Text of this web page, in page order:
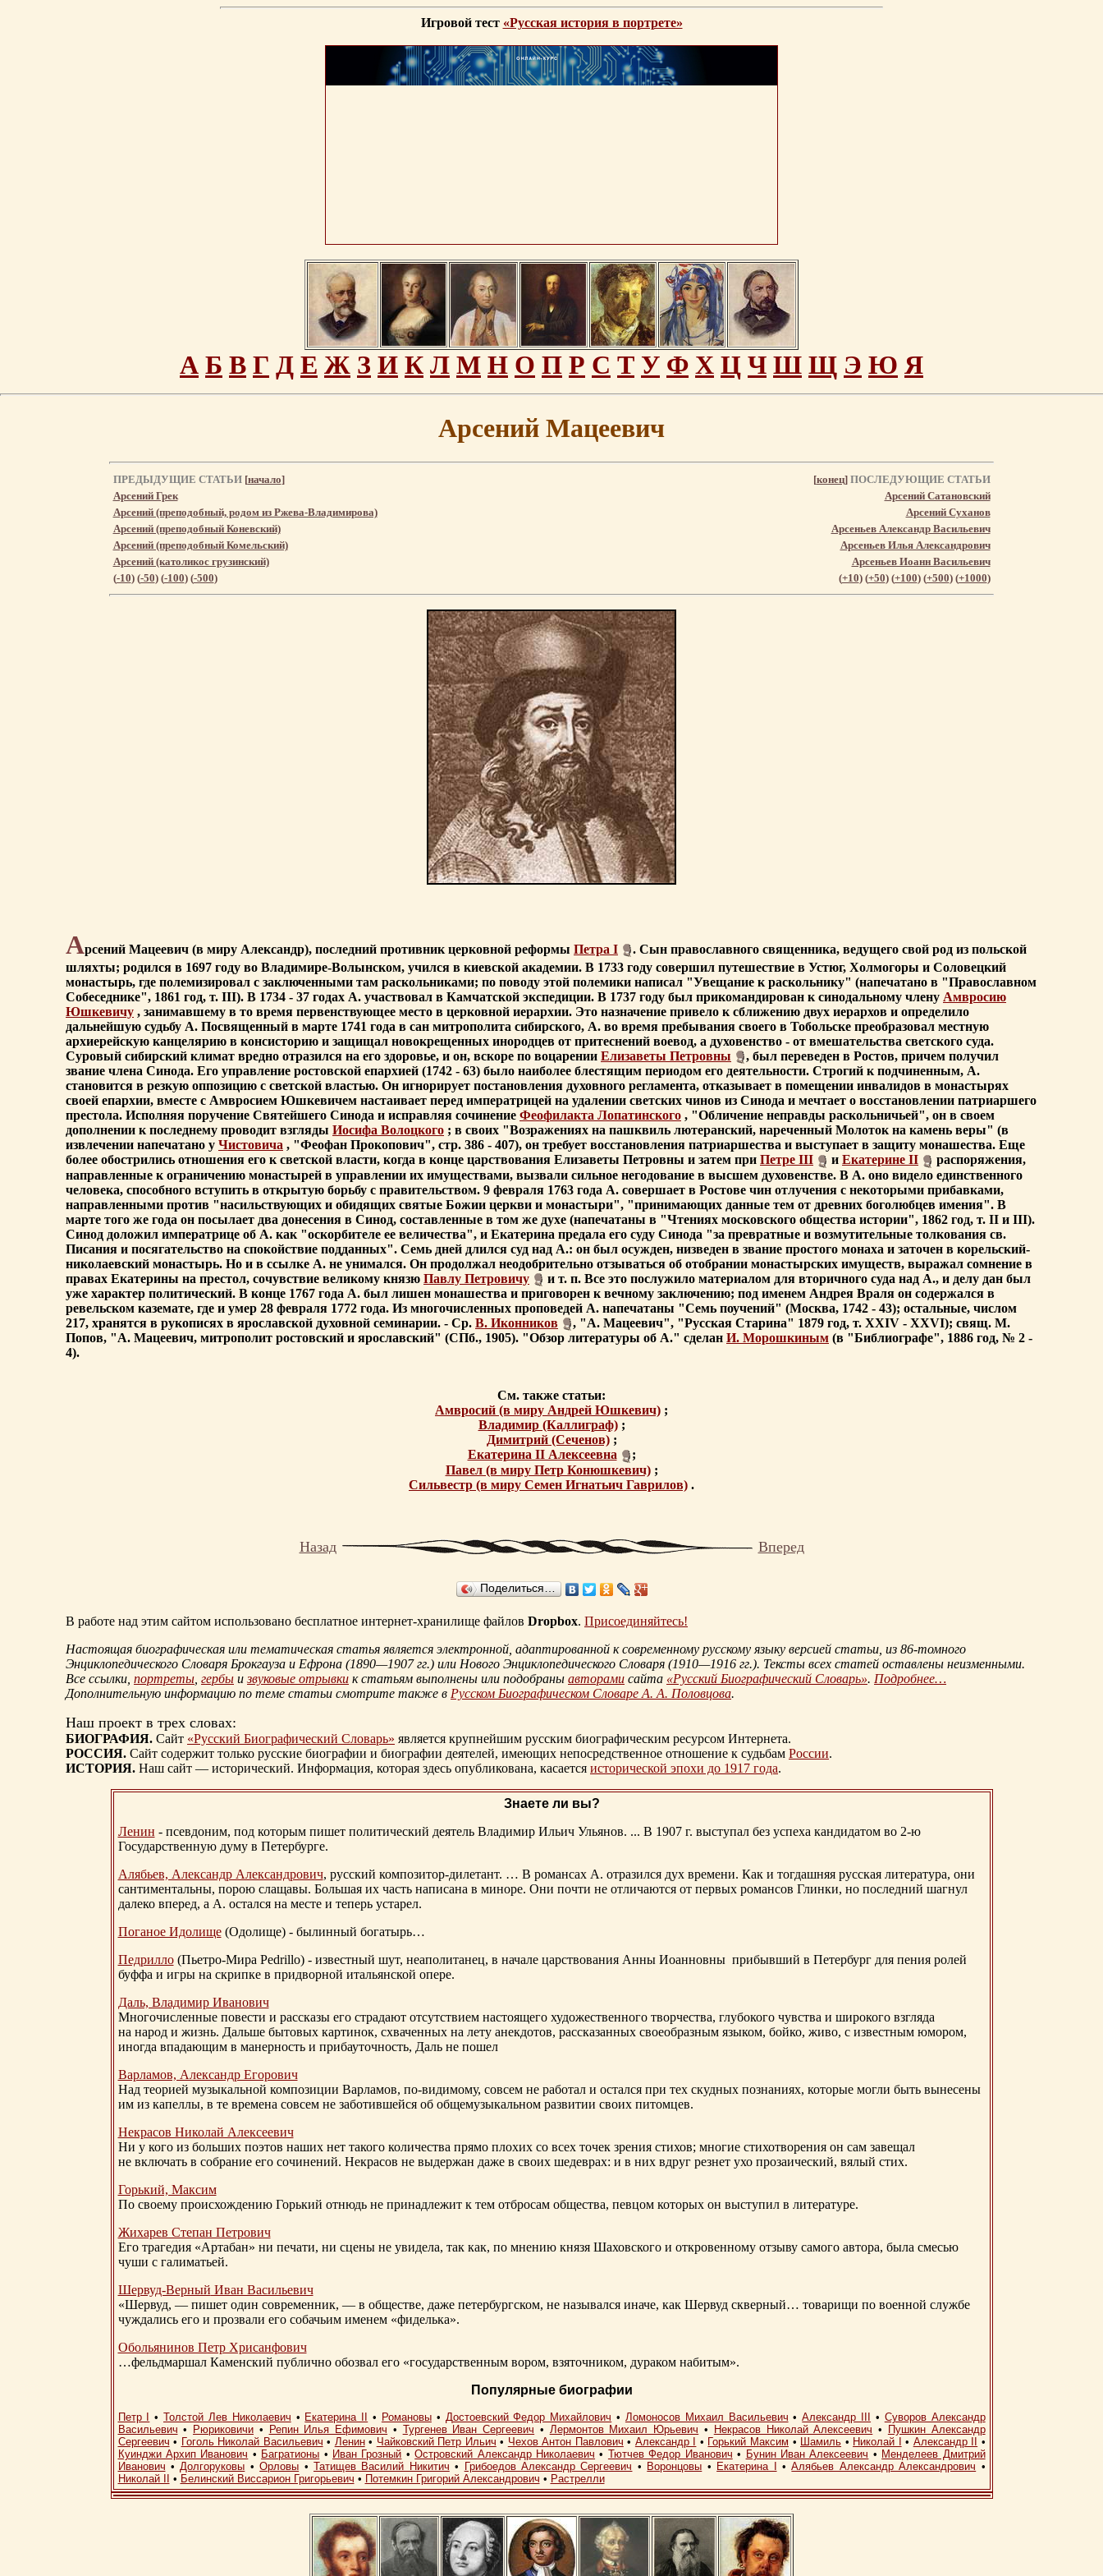
Игровой тест «Русская история в портрете»
А Б В Г Д Е Ж З И К Л М Н О П Р С Т У Ф Х Ц Ч Ш Щ Э Ю Я
Арсений Мацеевич
ПРЕДЫДУЩИЕ СТАТЬИ [начало] [конец]ПОСЛЕДУЮЩИЕ СТАТЬИ
Арсений Грек
Арсений Сатановский
Арсений (преподобный, родом из Ржева-Владимирова)
Арсений Суханов
Арсений (преподобный Коневский)
Арсеньев Александр Васильевич
Арсений (преподобный Комельский)
Арсеньев Илья Александрович
Арсений (католикос грузинский)
Арсеньев Иоанн Васильевич
(-10) (-50) (-100) (-500) (+10) (+50) (+100) (+500) (+1000)
Арсений Мацеевич (в миру Александр), последний противник церковной реформы Петра I
. Сын православного священника, ведущего свой род из польской
шляхты; родился в 1697 году во Владимире-Волынском, учился в киевской академии. В 1733 году совершил путешествие в Устюг, Холмогоры и Соловецкий
монастырь, где полемизировал с заключенными там раскольниками; по поводу этой полемики написал "Увещание к раскольнику" (напечатано в "Православном
Собеседнике", 1861 год, т. III). В 1734 - 37 годах А. участвовал в Камчатской экспедиции. В 1737 году был прикомандирован к синодальному члену Амвросию
Юшкевичу , занимавшему в то время первенствующее место в церковной иерархии. Это назначение привело к сближению двух иерархов и определило
дальнейшую судьбу А. Посвященный в марте 1741 года в сан митрополита сибирского, А. во время пребывания своего в Тобольске преобразовал местную
архиерейскую канцелярию в консисторию и защищал новокрещенных инородцев от притеснений воевод, а духовенство - от вмешательства светского суда.
Суровый сибирский климат вредно отразился на его здоровье, и он, вскоре по воцарении Елизаветы Петровны
, был переведен в Ростов, причем получил
звание члена Синода. Его управление ростовской епархией (1742 - 63) было наиболее блестящим периодом его деятельности. Строгий к подчиненным, А.
становится в резкую оппозицию с светской властью. Он игнорирует постановления духовного регламента, отказывает в помещении инвалидов в монастырях
своей епархии, вместе с Амвросием Юшкевичем настаивает перед императрицей на удалении светских чинов из Синода и мечтает о восстановлении патриаршего
престола. Исполняя поручение Святейшего Синода и исправляя сочинение Феофилакта Лопатинского , "Обличение неправды раскольничьей", он в своем
дополнении к последнему проводит взгляды Иосифа Волоцкого ; в своих "Возражениях на пашквиль лютеранский, нареченный Молоток на камень веры" (в
извлечении напечатано у Чистовича , "Феофан Прокопович", стр. 386 - 407), он требует восстановления патриаршества и выступает в защиту монашества. Еще
более обострились отношения его к светской власти, когда в конце царствования Елизаветы Петровны и затем при Петре III и Екатерине II
распоряжения,
направленные к ограничению монастырей в управлении их имуществами, вызвали сильное негодование в высшем духовенстве. В А. оно видело единственного
человека, способного вступить в открытую борьбу с правительством. 9 февраля 1763 года А. совершает в Ростове чин отлучения с некоторыми прибавками,
направленными против "насильствующих и обидящих святые Божии церкви и монастыри", "принимающих данные тем от древних боголюбцев имения". В
марте того же года он посылает два донесения в Синод, составленные в том же духе (напечатаны в "Чтениях московского общества истории", 1862 год, т. II и III).
Синод доложил императрице об А. как "оскорбителе ее величества", и Екатерина предала его суду Синода "за превратные и возмутительные толкования св.
Писания и посягательство на спокойствие подданных". Семь дней длился суд над А.: он был осужден, низведен в звание простого монаха и заточен в корельский-
николаевский монастырь. Но и в ссылке А. не унимался. Он продолжал неодобрительно отзываться об отобрании монастырских имуществ, выражал сомнение в
правах Екатерины на престол, сочувствие великому князю Павлу Петровичу
и т. п. Все это послужило материалом для вторичного суда над А., и делу дан был
уже характер политический. В конце 1767 года А. был лишен монашества и приговорен к вечному заключению; под именем Андрея Враля он содержался в
ревельском каземате, где и умер 28 февраля 1772 года. Из многочисленных проповедей А. напечатаны "Семь поучений" (Москва, 1742 - 43); остальные, числом
217, хранятся в рукописях в ярославской духовной семинарии. - Ср. В. Иконников
, "А. Мацеевич", "Русская Старина" 1879 год, т. XXIV - XXVI); свящ. М.
Попов, "А. Мацеевич, митрополит ростовский и ярославский" (СПб., 1905). "Обзор литературы об А." сделан И. Морошкиным (в "Библиографе", 1886 год, № 2 -
4).
См. также статьи:
Амвросий (в миру Андрей Юшкевич) ;
Владимир (Каллиграф);
Димитрий (Сеченов);
Екатерина II Алексеевна
;
Павел (в миру Петр Конюшкевич);
Сильвестр (в миру Семен Игнатьич Гаврилов) .
Назад Вперед
Поделиться…
В работе над этим сайтом использовано бесплатное интернет-хранилище файлов Dropbox. Присоединяйтесь!
Настоящая биографическая или тематическая статья является электронной, адаптированной к современному русскому языку версией статьи, из 86-томного
Энциклопедического Словаря Брокгауза и Ефрона (1890—1907 гг.) или Нового Энциклопедического Словаря (1910—1916 гг.). Тексты всех статей оставлены неизменными.
Все ссылки, портреты гербы и звуковые отрывки к статьям выполнены или подобраны авторами сайта «Русский Биографический Словарь». Подробнее…
Дополнительную информацию по теме статьи смотрите также в Русском Биографическом Словаре А. А. Половцова.
Наш проект в трех словах:
БИОГРАФИЯ. Сайт «Русский Биографический Словарь» является крупнейшим русским биографическим ресурсом Интернета.
РОССИЯ. Сайт содержит только русские биографии и биографии деятелей, имеющих непосредственное отношение к судьбам России.
ИСТОРИЯ. Наш сайт — исторический. Информация, которая здесь опубликована, касается исторической эпохи до 1917 года.
Знаете ли вы?
Ленин - псевдоним, под которым пишет политический деятель Владимир Ильич Ульянов. ... В 1907 г. выступал без успеха кандидатом во 2-ю
Государственную думу в Петербурге.
Алябьев, Александр Александрович, русский композитор-дилетант. … В романсах А. отразился дух времени. Как и тогдашняя русская литература, они
сантиментальны, порою слащавы. Большая их часть написана в миноре. Они почти не отличаются от первых романсов Глинки, но последний шагнул
далеко вперед, а А. остался на месте и теперь устарел.
Поганое Идолище(Одолище) - былинный богатырь…
Педрилло(Пьетро-Мира Pedrillo) - известный шут, неаполитанец, в начале царствования Анны Иоанновны прибывший в Петербург для пения ролей
буффа и игры на скрипке в придворной итальянской опере.
Даль, Владимир Иванович
Многочисленные повести и рассказы его страдают отсутствием настоящего художественного творчества, глубокого чувства и широкого взгляда
на народ и жизнь. Дальше бытовых картинок, схваченных на лету анекдотов, рассказанных своеобразным языком, бойко, живо, с известным юмором,
иногда впадающим в манерность и прибауточность, Даль не пошел
Варламов, Александр Егорович
Над теорией музыкальной композиции Варламов, по-видимому, совсем не работал и остался при тех скудных познаниях, которые могли быть вынесены
им из капеллы, в те времена совсем не заботившейся об общемузыкальном развитии своих питомцев.
Некрасов Николай Алексеевич
Ни у кого из больших поэтов наших нет такого количества прямо плохих со всех точек зрения стихов; многие стихотворения он сам завещал
не включать в собрание его сочинений. Некрасов не выдержан даже в своих шедеврах: и в них вдруг резнет ухо прозаический, вялый стих.
Горький, Максим
По своему происхождению Горький отнюдь не принадлежит к тем отбросам общества, певцом которых он выступил в литературе.
Жихарев Степан Петрович
Его трагедия «Артабан» ни печати, ни сцены не увидела, так как, по мнению князя Шаховского и откровенному отзыву самого автора, была смесью
чуши с галиматьей.
Шервуд-Верный Иван Васильевич
«Шервуд, — пишет один современник, — в обществе, даже петербургском, не назывался иначе, как Шервуд скверный… товарищи по военной службе
чуждались его и прозвали его собачьим именем «фиделька».
Обольянинов Петр Хрисанфович
…фельдмаршал Каменский публично обозвал его «государственным вором, взяточником, дураком набитым».
Популярные биографии
Петр I •Толстой Лев Николаевич • Екатерина II • Романовы• Достоевский Федор Михайлович • Ломоносов Михаил Васильевич •Александр III • Суворов Александр
Васильевич • Рюриковичи • Репин Илья Ефимович • Тургенев Иван Сергеевич • Лермонтов Михаил Юрьевич • Некрасов Николай Алексеевич •
Пушкин Александр
Сергеевич • Гоголь Николай Васильевич • Ленин• Чайковский Петр Ильич • Чехов Антон Павлович • Александр I • Горький Максим • Шамиль • Николай I • Александр II
•
Куинджи Архип Иванович • Багратионы • Иван Грозный •Островский Александр Николаевич • Тютчев Федор Иванович • Бунин Иван Алексеевич • Менделеев Дмитрий
Иванович •Долгоруковы •Орловы • Татищев Василий Никитич • Грибоедов Александр Сергеевич • Воронцовы • Екатерина I •Алябьев Александр Александрович •
Николай II
• Белинский Виссарион Григорьевич • Потемкин Григорий Александрович • Растрелли